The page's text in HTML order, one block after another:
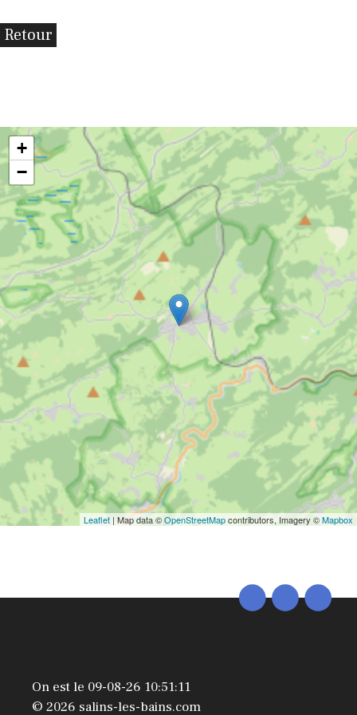
Retour
+
−
Leaflet | Map data ©OpenStreetMapcontributors, Imagery ©Mapbox
On est le 09-08-26 10:51:11
© 2026 salins-les-bains.com